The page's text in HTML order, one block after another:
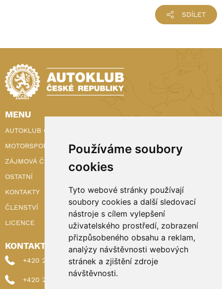
Používáme soubory
cookies
Tyto webové stránky používají
soubory cookies a další sledovací
nástroje s cílem vylepšení
uživatelského prostředí, zobrazení
přizpůsobeného obsahu a reklam,
analýzy návštěvnosti webových
stránek a zjištění zdroje
návštěvnosti.
SDÍLET
MENU
AUTOKLUB ČR
MOTORSPORT
ZÁJMOVÁ ČINNOST
OSTATNÍ
KONTAKTY
ČLENSTVÍ
LICENCE
KONTAKTY
+420 222 898 224 (sekretariat)
+420 222 898 221 (členství)